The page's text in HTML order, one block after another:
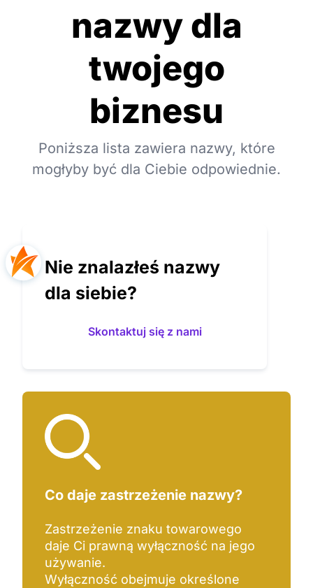
nazwy dla
twojego
biznesu
Poniższa lista zawiera nazwy, które
mogłyby być dla Ciebie odpowiednie.
Nie znalazłeś nazwy
dla siebie?
Skontaktuj się z nami
Co daje zastrzeżenie nazwy?
Zastrzeżenie znaku towarowego
daje Ci prawną wyłączność na jego
używanie.
Wyłączność obejmuje określone